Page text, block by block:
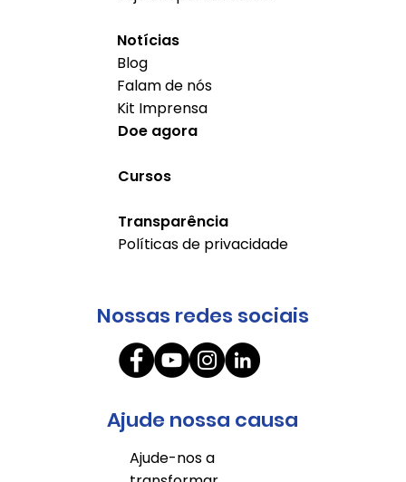
Nossas redes sociais
Ajude nossa causa
Ajude-nos a
Notícias
Blog
Falam de nós
Kit Imprensa
Doe agora
Cursos
Transparência
Políticas de privacidade